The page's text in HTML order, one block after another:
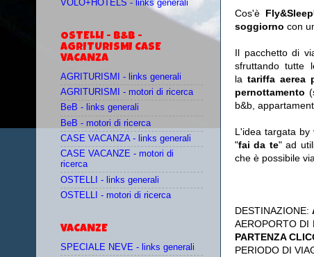
Cos'è
soggiorno con
Il pacchetto di
sfruttando tutte
la tariffa aerea
pernottamento
b&b,
L'idea targata by
"fai da te" ad
che è possibile
DESTINAZIONE:
AEROPORTO DI
PARTENZA
PERIODO DI
VOLO+HOTELS - links generali
OSTELLI - B&B -
AGRITURISMI CASE
VACANZA
AGRITURISMI - links generali
AGRITURISMI - motori di ricerca
BeB - links generali
BeB - motori di ricerca
CASE VACANZA - links generali
CASE VACANZE - motori di
ricerca
OSTELLI - links generali
OSTELLI - motori di ricerca
VACANZE
SPECIALE NEVE - links generali